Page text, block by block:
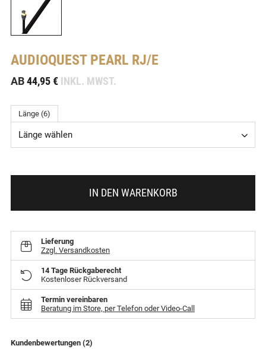
AUDIOQUESTPEARL RJ/E
AB44,95 € INKL. MWST.
Länge (6)
Länge wählen
IN DEN WARENKORB
Lieferung
Zzgl. Versandkosten
14 Tage Rückgaberecht
Kostenloser Rückversand
Termin vereinbaren
Beratung im Store, per Telefon oder Video-Call
Kundenbewertungen (2)